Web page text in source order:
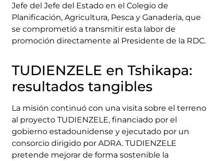
Jefe del Jefe del Estado en el Colegio de
Planificación, Agricultura, Pesca y Ganadería, que
se comprometió a transmitir esta labor de
promoción directamente al Presidente de la RDC.
TUDIENZELE en Tshikapa:
resultados tangibles
La misión continuó con una visita sobre el terreno
al proyecto TUDIENZELE, financiado por el
gobierno estadounidense y ejecutado por un
consorcio dirigido por ADRA. TUDIENZELE
pretende mejorar de forma sostenible la